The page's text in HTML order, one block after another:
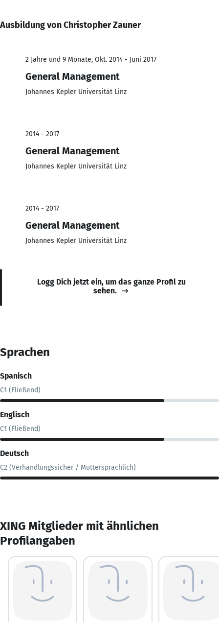
Ausbildung von Christopher Zauner
2 Jahre und 9 Monate, Okt. 2014 - Juni 2017
General Management
Johannes Kepler Universität Linz
2014 - 2017
General Management
Johannes Kepler Universität Linz
2014 - 2017
General Management
Johannes Kepler Universität Linz
Logg Dich jetzt ein, um das ganze Profil zu
sehen.
Sprachen
Spanisch
C1 (Fließend)
Englisch
C1 (Fließend)
Deutsch
C2 (Verhandlungssicher / Muttersprachlich)
XING Mitglieder mit ähnlichen
Profilangaben